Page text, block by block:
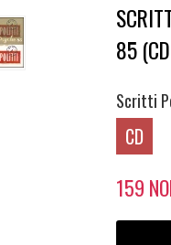
85
Scritti
CD
159